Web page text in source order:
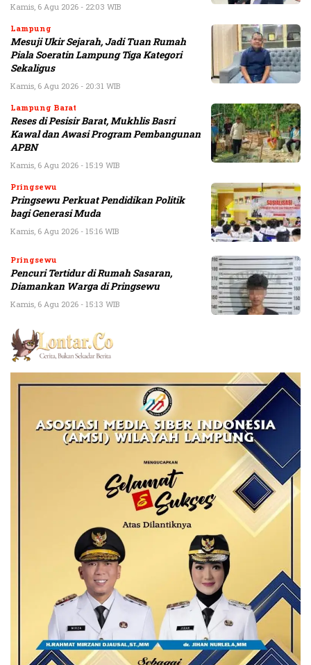
Kamis, 6 Agu 2026 - 22:03 WIB
Lampung
Mesuji Ukir Sejarah, Jadi Tuan Rumah
Piala Soeratin Lampung Tiga Kategori
Sekaligus
Kamis, 6 Agu 2026 - 20:31 WIB
Lampung Barat
Reses di Pesisir Barat, Mukhlis Basri
Kawal dan Awasi Program Pembangunan
APBN
Kamis, 6 Agu 2026 - 15:19 WIB
Pringsewu
Pringsewu Perkuat Pendidikan Politik
bagi Generasi Muda
Kamis, 6 Agu 2026 - 15:16 WIB
Pringsewu
Pencuri Tertidur di Rumah Sasaran,
Diamankan Warga di Pringsewu
Kamis, 6 Agu 2026 - 15:13 WIB